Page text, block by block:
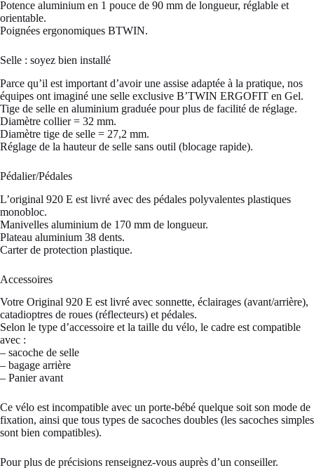
Potence aluminium en 1 pouce de 90 mm de longueur, réglable et
orientable.
Poignées ergonomiques BTWIN.
Selle : soyez bien installé
Parce qu’il est important d’avoir une assise adaptée à la pratique, nos
équipes ont imaginé une selle exclusive B’TWIN ERGOFIT en Gel.
Tige de selle en aluminium graduée pour plus de facilité de réglage.
Diamètre collier = 32 mm.
Diamètre tige de selle = 27,2 mm.
Réglage de la hauteur de selle sans outil (blocage rapide).
Pédalier/Pédales
L’original 920 E est livré avec des pédales polyvalentes plastiques
monobloc.
Manivelles aluminium de 170 mm de longueur.
Plateau aluminium 38 dents.
Carter de protection plastique.
Accessoires
Votre Original 920 E est livré avec sonnette, éclairages (avant/arrière),
catadioptres de roues (réflecteurs) et pédales.
Selon le type d’accessoire et la taille du vélo, le cadre est compatible
avec :
– sacoche de selle
– bagage arrière
– Panier avant
Ce vélo est incompatible avec un porte-bébé quelque soit son mode de
fixation, ainsi que tous types de sacoches doubles (les sacoches simples
sont bien compatibles).
Pour plus de précisions renseignez-vous auprès d’un conseiller.